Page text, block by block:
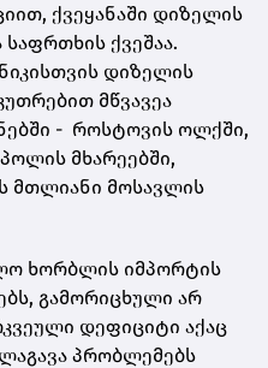
ქვეყანაში დიზელის
ქვეშაა.
დიზელის
მწვავეა
- როსტოვის ოლქში,
მხარეებში,
მთლიანი მოსავლის
ხორბლის იმპორტის
გამორიცხული არ
დეფიციტი აქაც
პრობლემებს